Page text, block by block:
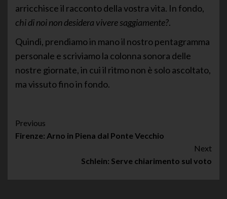
arricchisce il racconto della vostra vita. In fondo,
chi di noi non desidera vivere saggiamente?.
Quindi, prendiamo in mano il nostro pentagramma
personale e scriviamo la colonna sonora delle
nostre giornate, in cui il ritmo non è solo ascoltato,
ma vissuto fino in fondo.
Post
Navigation
Previous
Firenze: Arno in Piena dal Ponte Vecchio
Next
Schlein: Serve chiarimento sul voto